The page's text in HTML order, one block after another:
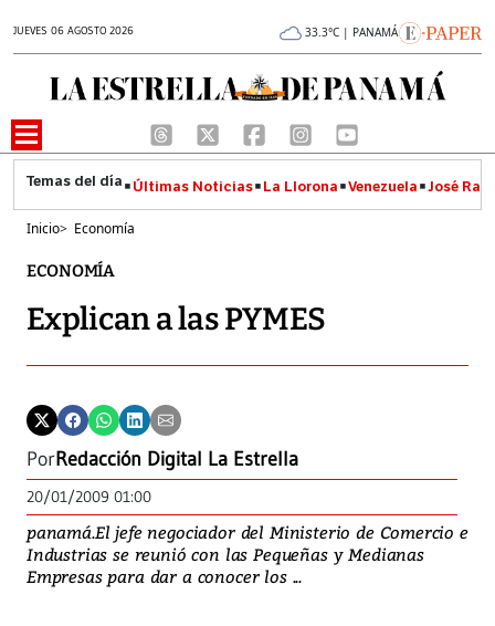
JUEVES 06 AGOSTO 2026 33.3°C | PANAMÁ
Últimas Noticias La Llorona Venezuela José
Inicio> Economía
ECONOMÍA
Explican a las PYMES
PorRedacción Digital La Estrella
20/01/2009 01:00
panamá.El jefe negociador del Ministerio de Comercio e
Industrias se reunió con las Pequeñas y Medianas
Empresas para dar a conocer los ...